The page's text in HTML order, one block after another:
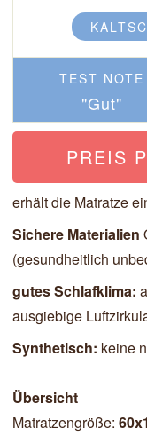
TEST NOTE
"Gut"
PREIS
erhält die Matratze
Sichere Materialien
(gesundheitlich
gutes Schlafklima:
ausgiebige
Synthetisch: keine
Übersicht
Matratzengröße: